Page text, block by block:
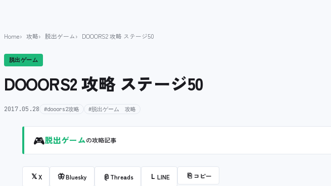
Home 攻略 脱出ゲーム DOOORS2 攻略 ステージ50
脱出ゲーム
DOOORS2 攻略 ステージ50
2017.05.28 #dooors2攻略 #脱出ゲーム 攻略
🎮脱出ゲームの攻略記事
𝕏X 🦋Bluesky @ Threads L LINE ⎘ コピー